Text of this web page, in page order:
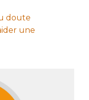
doute
une